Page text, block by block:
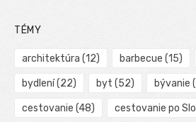
TÉMY
architektúra (12) barbecue (15)
bydlení(22) byt (52) bývanie
cestovanie (48) cestovanie po